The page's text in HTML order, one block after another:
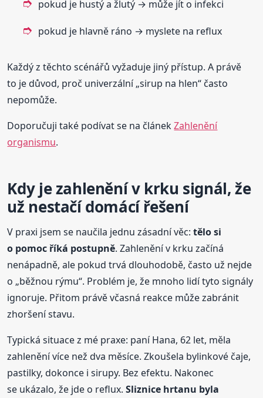
pokud je hustý a žlutý → může jít o infekci
pokud je hlavně ráno → myslete na reflux
Každý z těchto scénářů vyžaduje jiný přístup. A právě
to je důvod, proč univerzální „sirup na hlen“ často
nepomůže.
Doporučuji také podívat se na článekZahlenění
organismu.
Kdy je zahlenění v krku signál, že
už nestačí domácí řešení
V praxi jsem se naučila jednu zásadní věc:tělo si
o pomoc říká postupně. Zahlenění v krku začíná
nenápadně, ale pokud trvá dlouhodobě, často už nejde
o „běžnou rýmu“. Problém je, že mnoho lidí tyto signály
ignoruje. Přitom právě včasná reakce může zabránit
zhoršení stavu.
Typická situace z mé praxe: paní Hana, 62 let, měla
zahlenění více než dva měsíce. Zkoušela bylinkové čaje,
pastilky, dokonce i sirupy. Bez efektu. Nakonec
se ukázalo, že jde o reflux.Sliznice hrtanu byla